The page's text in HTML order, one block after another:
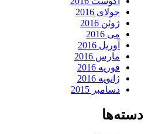
جولای 2016
ژوئن 2016
می 2016
آوریل 2016
مارس 2016
فوریه 2016
ژانویه 2016
دسامبر 2015
دسته‌ها